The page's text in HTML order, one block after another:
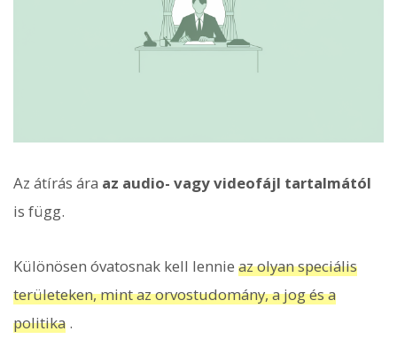
Az átírás ára az audio- vagy videofájl tartalmától
is függ.
Különösen óvatosnak kell lennie az olyan speciális
területeken, mint az orvostudomány, a jog és a
politika .